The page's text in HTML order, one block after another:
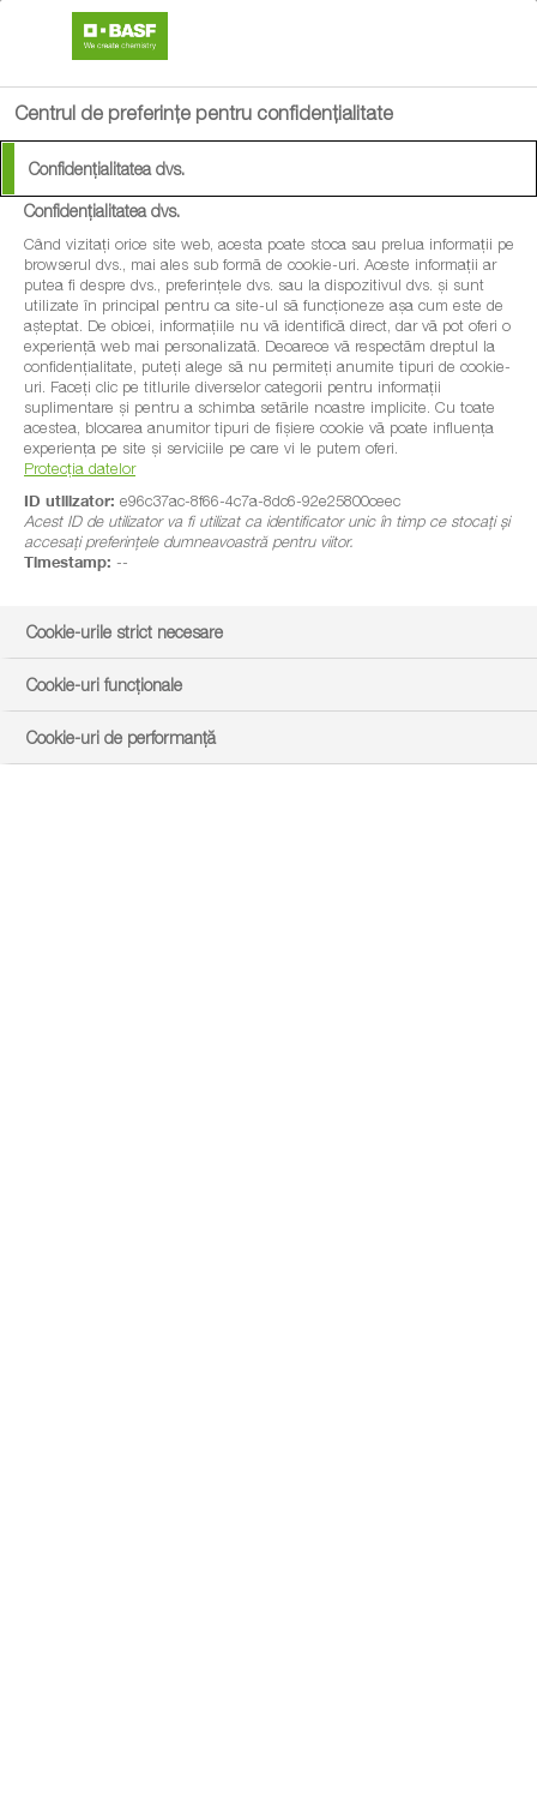
Centrul de preferințe pentru confidențialitate
Confidențialitatea dvs.
Confidențialitatea dvs.
Când vizitați orice site web, acesta poate stoca sau prelua informații pe
browserul dvs., mai ales sub formă de cookie-uri. Aceste informații ar
putea fi despre dvs., preferințele dvs. sau la dispozitivul dvs. și sunt
utilizate în principal pentru ca site-ul să funcționeze așa cum este de
așteptat. De obicei, informațiile nu vă identifică direct, dar vă pot oferi o
experiență web mai personalizată. Deoarece vă respectăm dreptul la
confidențialitate, puteți alege să nu permiteți anumite tipuri de cookie-
uri. Faceți clic pe titlurile diverselor categorii pentru informații
suplimentare și pentru a schimba setările noastre implicite. Cu toate
acestea, blocarea anumitor tipuri de fișiere cookie vă poate influența
experiența pe site și serviciile pe care vi le putem oferi.
Protecția datelor
ID utilizator: e96c37ac-8f66-4c7a-8dc6-92e25800ceec
Acest ID de utilizator va fi utilizat ca identificator unic în timp ce stocați și
accesați preferințele dumneavoastră pentru viitor.
Timestamp: --
Cookie-urile strict necesare
Cookie-uri funcționale
Cookie-uri de performanță